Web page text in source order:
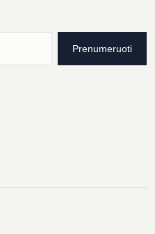
Prenumeruoti